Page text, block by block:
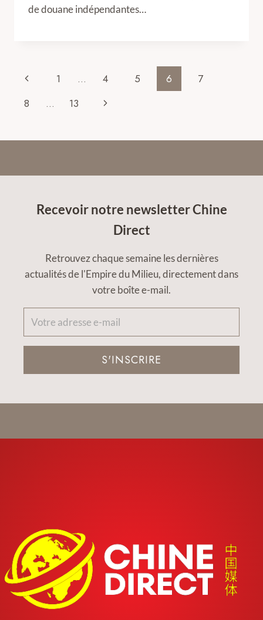
de douane indépendantes…
Page
navigation
Previous
Page
1 … 4 5 6
7
8
… 13
Next
Recevoir notre newsletter Chine
Direct
Retrouvez chaque semaine les dernières
actualités de l'Empire du Milieu, directement dans
votre boîte e-mail.
S'INSCRIRE